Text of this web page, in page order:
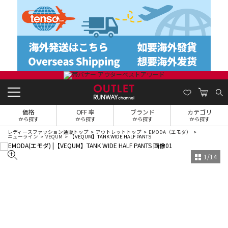
価格
から探す
OFF 率
から探す
ブランド
から探す
カテゴリ
から探す
レディースファッション通販トップ アウトレットトップ EMODA（エモダ）
ニューライン VEQUM 【VEQUM】TANK WIDE HALF PANTS
1 /14